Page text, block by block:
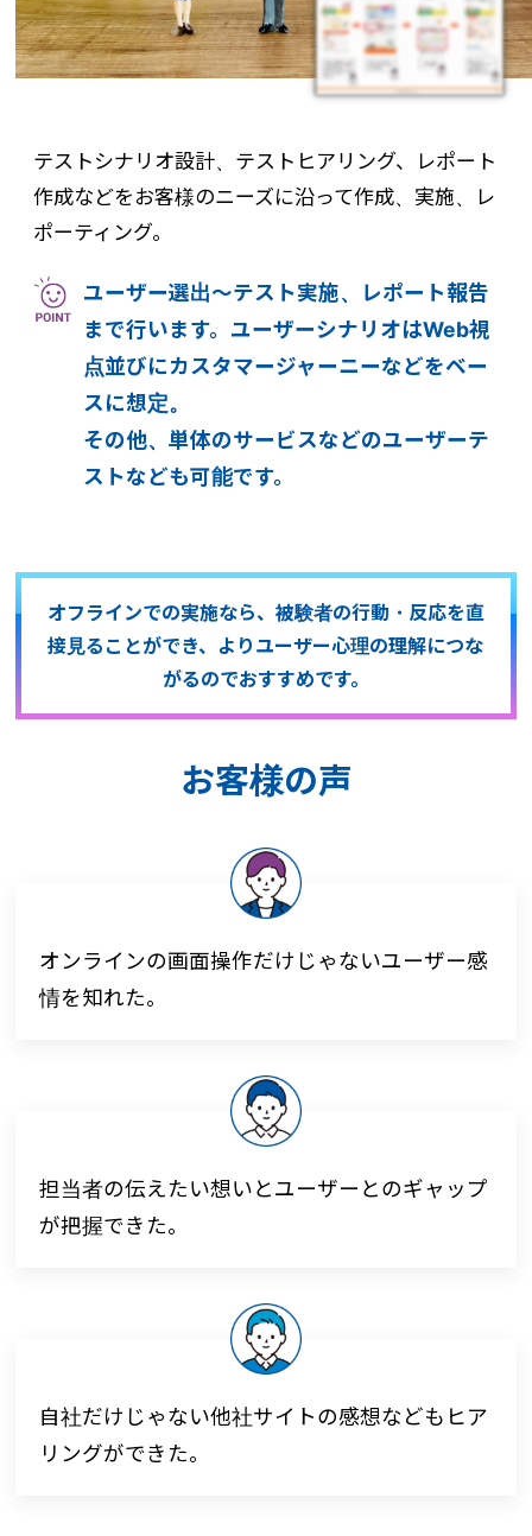
テストシナリオ設計、テストヒアリング、レポート
作成などをお客様のニーズに沿って作成、実施、レ
ポーティング。
ユーザー選出～テスト実施、レポート報告
まで行います。ユーザーシナリオはWeb視
点並びにカスタマージャーニーなどをベー
スに想定。
その他、単体のサービスなどのユーザーテ
ストなども可能です。
オフラインでの実施なら、被験者の行動・反応を直
接見ることができ、 よりユーザー心理の理解につな
がるのでおすすめです。
お客様の声
オンラインの画面操作だけじゃないユーザー感
情を知れた。
担当者の伝えたい想いとユーザーとのギャップ
が把握できた。
自社だけじゃない他社サイトの感想などもヒア
リングができた。